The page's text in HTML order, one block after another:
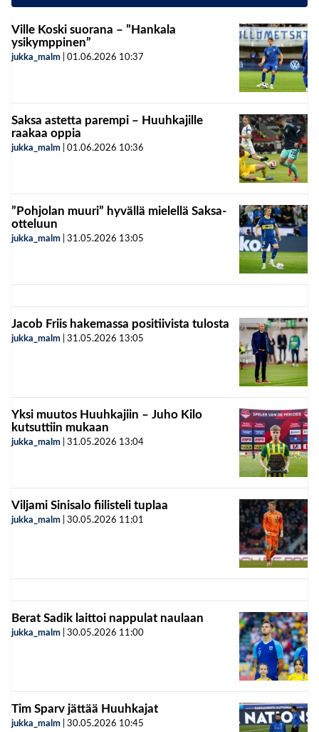
Ville Koski suorana – ”Hankala
ysikymppinen”
jukka_malm 01.06.2026 10:37
Saksa astetta parempi – Huuhkajille
raakaa oppia
jukka_malm 01.06.2026 10:36
”Pohjolan muuri” hyvällä mielellä Saksa-
otteluun
jukka_malm 31.05.2026 13:05
Jacob Friis hakemassa positiivista tulosta
jukka_malm 31.05.2026 13:05
Yksi muutos Huuhkajiin – Juho Kilo
kutsuttiin mukaan
jukka_malm 31.05.2026 13:04
Viljami Sinisalo fiilisteli tuplaa
jukka_malm 30.05.2026 11:01
Berat Sadik laittoi nappulat naulaan
jukka_malm 30.05.2026 11:00
Tim Sparv jättää Huuhkajat
jukka_malm 30.05.2026 10:45